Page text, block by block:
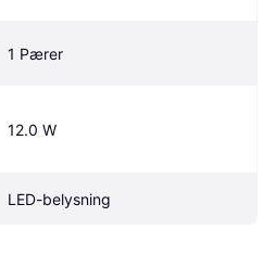
1 Pærer
12.0 W
LED-belysning